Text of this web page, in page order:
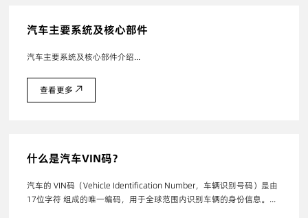
汽车主要系统及核心部件
汽车主要系统及核心部件介绍...
查看更多
什么是汽车VIN码？
汽车的 VIN码（Vehicle Identification Number，车辆识别号码）是由
17位字符 组成的唯一编码，用于全球范围内识别车辆的身份信息。...